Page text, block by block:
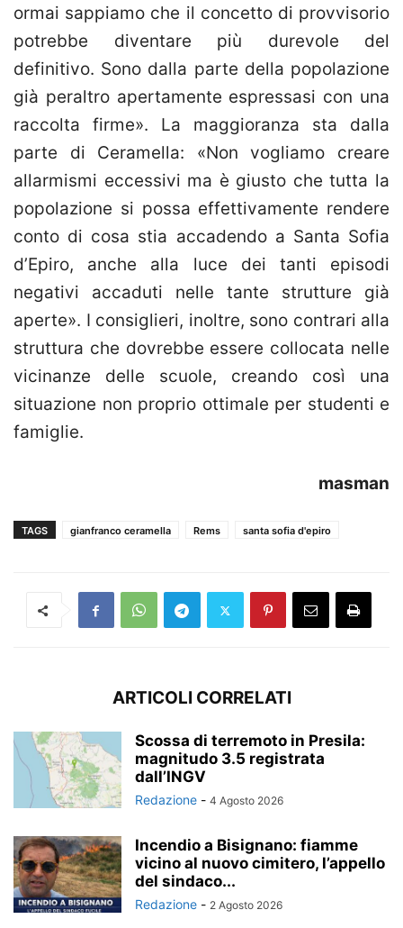
ormai sappiamo che il concetto di provvisorio
potrebbe diventare più durevole del
definitivo. Sono dalla parte della popolazione
già peraltro apertamente espressasi con una
raccolta firme». La maggioranza sta dalla
parte di Ceramella: «Non vogliamo creare
allarmismi eccessivi ma è giusto che tutta la
popolazione si possa effettivamente rendere
conto di cosa stia accadendo a Santa Sofia
d’Epiro, anche alla luce dei tanti episodi
negativi accaduti nelle tante strutture già
aperte». I consiglieri, inoltre, sono contrari alla
struttura che dovrebbe essere collocata nelle
vicinanze delle scuole, creando così una
situazione non proprio ottimale per studenti e
famiglie.
masman
TAGS gianfranco ceramella Rems santa sofia d'epiro
ARTICOLI CORRELATI
Scossa di terremoto in Presila:
magnitudo 3.5 registrata
dall’INGV
Redazione - 4 Agosto 2026
Incendio a Bisignano: fiamme
vicino al nuovo cimitero, l’appello
del sindaco...
Redazione - 2 Agosto 2026